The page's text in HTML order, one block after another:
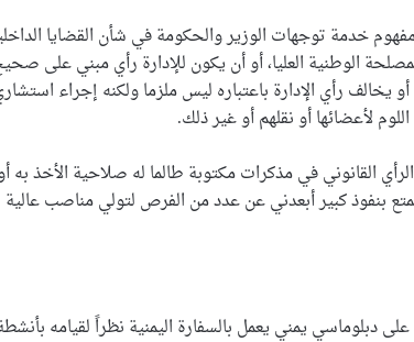
خدمة توجهات الوزير والحكومة في شأن القضايا
الوطنية العليا، أو أن يكون للإدارة رأي مبني على
يخالف رأي الإدارة باعتباره ليس ملزما ولكنه إجراء
لأعضائها أو نقلهم أو غير ذلك.
القانوني في مذكرات مكتوبة طالما له صلاحية الأخذ به
كبير أبعدني عن عدد من الفرص لتولي مناصب عالية
دبلوماسي يمني يعمل بالسفارة اليمنية نظراً لقيامه